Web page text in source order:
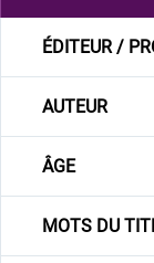
ÉDITEUR /
AUTEUR
ÂGE
MOTS DU